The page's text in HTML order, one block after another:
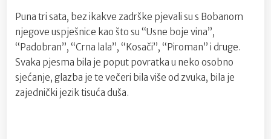
Puna tri sata, bez ikakve zadrške pjevali su s Bobanom
njegove uspješnice kao što su “Usne boje vina”,
“Padobran”, “Crna lala”, “Kosači”, “Piroman” i druge.
Svaka pjesma bila je poput povratka u neko osobno
sjećanje, glazba je te večeri bila više od zvuka, bila je
zajednički jezik tisuća duša.